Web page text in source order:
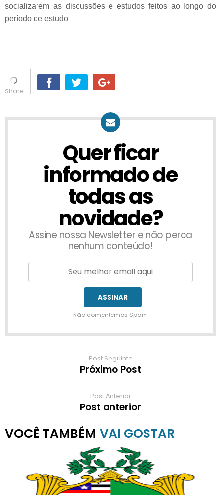
socializarem as discussões e estudos feitos ao longo do
período de estudo
Quer ficar
informado de
todas as
novidade?
Assine nossa Newsletter e não perca
nenhum conteúdo!
Não comentemos Spam
Post Seguinte
Próximo Post
Post Anterior
Post anterior
VAI GOSTAR